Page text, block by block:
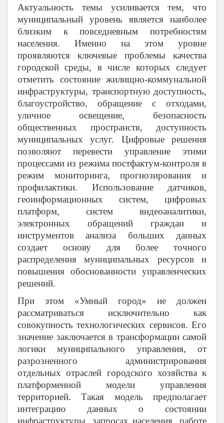
Актуальность темы усиливается тем, что
муниципальный уровень является наиболее
близким к повседневным потребностям
населения. Именно на этом уровне
проявляются ключевые проблемы качества
городской среды, в числе которых следует
отметить состояние жилищно-коммунальной
инфраструктуры, транспортную доступность,
благоустройство, обращение с отходами,
уличное освещение, безопасность
общественных пространств, доступность
муниципальных услуг. Цифровые решения
позволяют перевести управление этими
процессами из режима постфактум-контроля в
режим мониторинга, прогнозирования и
профилактики. Использование датчиков,
геоинформационных систем, цифровых
платформ, систем видеоаналитики,
электронных обращений граждан и
инструментов анализа больших данных
создает основу для более точного
распределения муниципальных ресурсов и
повышения обоснованности управленческих
решений.
При этом «Умный город» не должен
рассматриваться исключительно как
совокупность технологических сервисов. Его
значение заключается в трансформации самой
логики муниципального управления, от
разрозненного администрирования
отдельных отраслей городского хозяйства к
платформенной модели управления
территорией. Такая модель предполагает
интеграцию данных о состоянии
инфраструктуры, запросах населения, работе